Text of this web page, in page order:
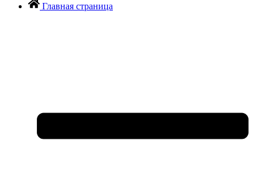
Главная страница